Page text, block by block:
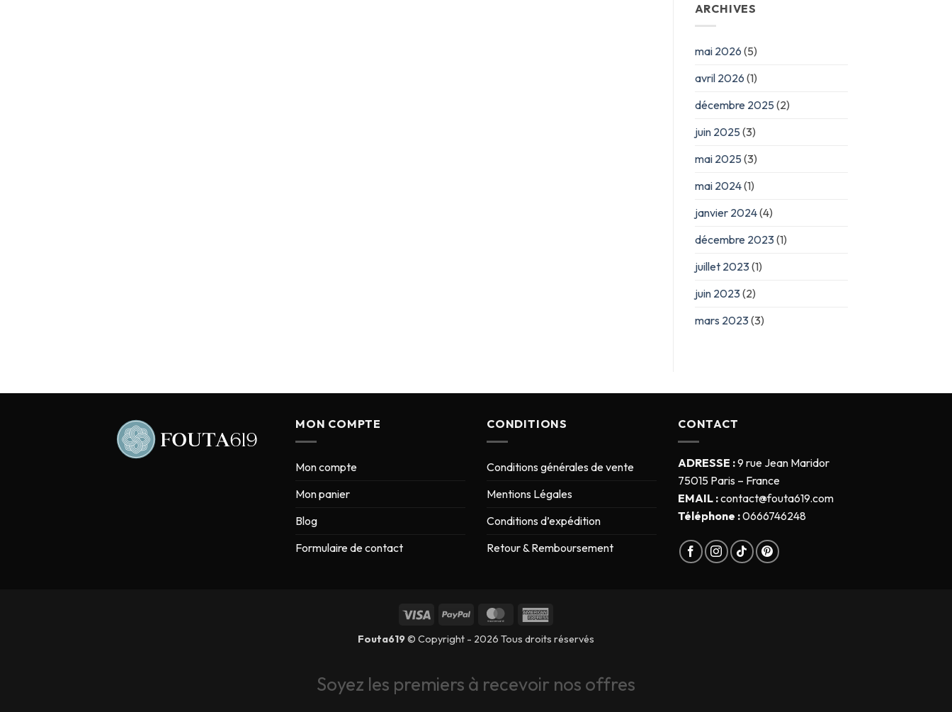
ARCHIVES
mai 2026 (5)
avril 2026 (1)
décembre 2025(2)
juin 2025(3)
mai 2025(3)
mai 2024(1)
janvier 2024(4)
décembre 2023(1)
juillet 2023(1)
juin 2023(2)
mars 2023(3)
MON COMPTE
Mon compte
Mon panier
Blog
Formulaire de contact
CONDITIONS
Conditions générales de vente
Mentions Légales
Conditions d’expédition
Retour & Remboursement
CONTACT
ADRESSE :9 rue Jean Maridor
75015 Paris – France
EMAIL :contact@fouta619.com
Téléphone :0666746248
Fouta619© Copyright - 2026 Tous droits réservés
Soyez les premiers à recevoir nos offres